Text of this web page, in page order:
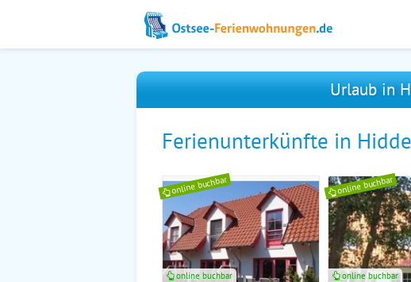
Urlaub in
Ferienunterkünfte in
online buchbar
online buchbar
online buchbar
online buchbar